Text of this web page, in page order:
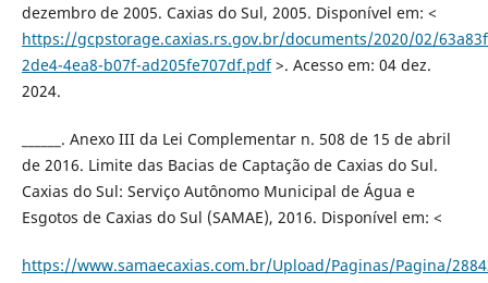
dezembro de 2005. Caxias do Sul, 2005. Disponível em: <
https://gcpstorage.caxias.rs.gov.br/documents/2020/02/
2de4-4ea8-b07f-ad205fe707df.pdf>. Acesso em: 04 dez.
2024.
______. Anexo III da Lei Complementar n. 508 de 15 de abril
de 2016. Limite das Bacias de Captação de Caxias do Sul.
Caxias do Sul: Serviço Autônomo Municipal de Água e
Esgotos de Caxias do Sul (SAMAE), 2016. Disponível em: <
https://www.samaecaxias.com.br/Upload/Paginas/Pagina/